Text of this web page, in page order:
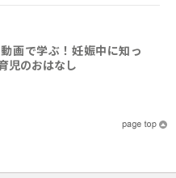
動画で学ぶ！妊娠中に知っ
児のおはなし